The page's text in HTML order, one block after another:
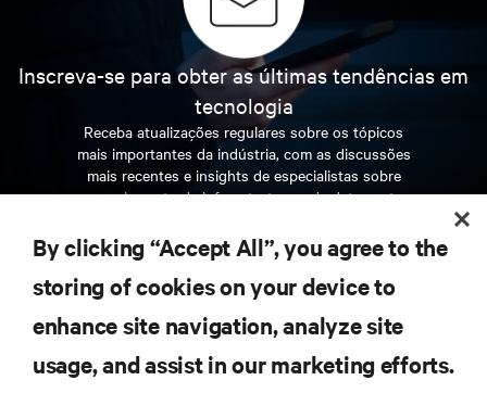
Inscreva-se para obter as últimas tendências em
tecnologia
Receba atualizações regulares sobre os tópicos
mais importantes da indústria, com as discussões
mais recentes e insights de especialistas sobre
gerenciamento de infraestrutura e de data center.
INSCREVA-SE AGORA
RECURSOS
By clicking “Accept All”, you agree to the
storing of cookies on your device to
enhance site navigation, analyze site
usage, and assist in our marketing efforts.